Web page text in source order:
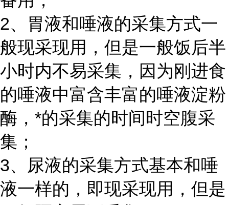
2、胃液和唾液的采集方式一
般现采现用，但是一般饭后半
小时内不易采集，因为刚进食
的唾液中富含丰富的唾液淀粉
酶，*的采集的时间时空腹采
集；
3、尿液的采集方式基本和唾
液一样的，即现采现用，但是